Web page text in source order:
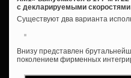
с декларируемыми скоростями
Существуют два варианта
Внизу представлен
поколением фирменных